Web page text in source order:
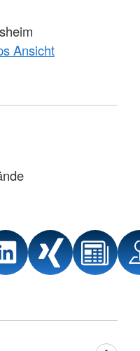
Ansicht